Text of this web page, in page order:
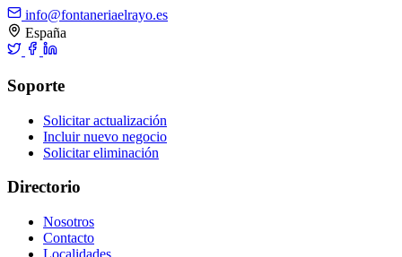
info@fontaneriaelrayo.es
España
Soporte
Solicitar actualización
Incluir nuevo negocio
Solicitar eliminación
Directorio
Nosotros
Contacto
Localidades